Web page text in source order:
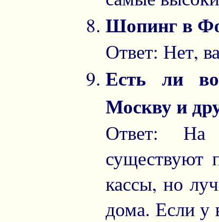
Шопинг в
Ответ: Нет,
Есть ли
Москву и
Ответ: На
существуют
кассы, но
дома. Если у